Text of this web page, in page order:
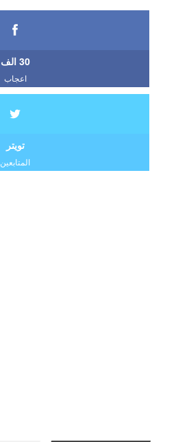
30 الف
اعجاب
تويتر
المتابعين